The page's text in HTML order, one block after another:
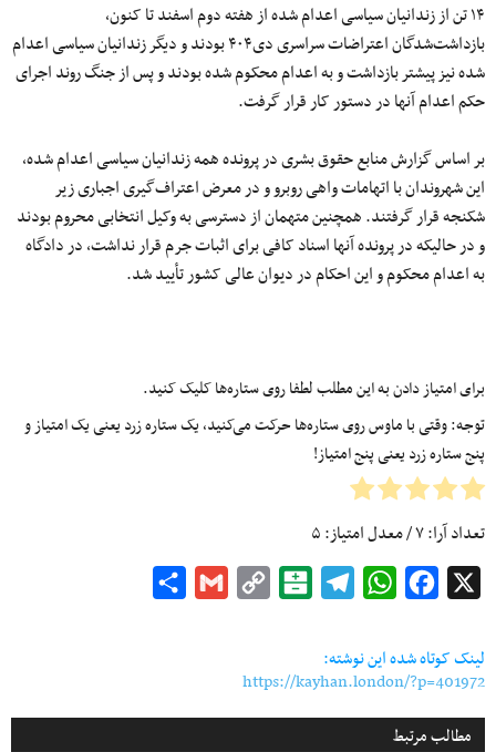
۱۴ تن از زندانیان سیاسی اعدام شده از هفته دوم اسفند تا کنون،
بازداشت‌شدگان اعتراضات سراسری دی۴۰۴ بودند و دیگر زندانیان سیاسی اعدام
شده نیز پیشتر بازداشت و به اعدام محکوم شده بودند و پس از جنگ روند اجرای
حکم اعدام آنها در دستور کار قرار گرفت.
بر اساس گزارش منابع حقوق بشری در پرونده همه زندانیان سیاسی اعدام شده،
این شهروندان با اتهامات واهی روبرو و در معرض اعتراف‌گیری اجباری زیر
شکنجه قرار گرفتند. همچنین متهمان از دسترسی به وکیل انتخابی محروم بودند
و در حالیکه در پرونده‌ آنها اسناد کافی برای اثبات جرم قرار نداشت، در دادگاه
به اعدام محکوم و این احکام در دیوان عالی کشور تأیید شد.
برای امتیاز دادن به این مطلب لطفا روی ستاره‌ها کلیک کنید.
توجه: وقتی با ماوس روی ستاره‌ها حرکت می‌کنید، یک ستاره زرد یعنی یک امتیاز و
پنج ستاره زرد یعنی پنج امتیاز!
تعداد آرا:۷/ معدل امتیاز:۵
Facebook
WhatsApp
Telegram
Balatarin
Copy
Gmail
لینک کوتاه شده این نوشته:
https://kayhan.london/?p=401972
مطالب مرتبط